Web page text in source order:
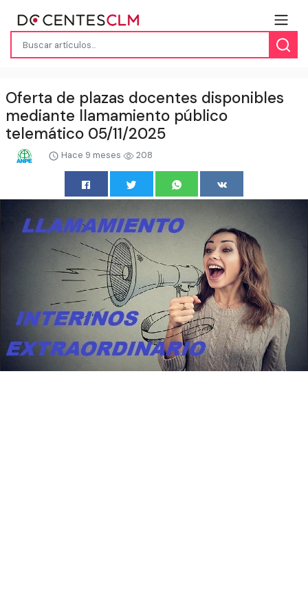
Oferta de plazas docentes disponibles
mediante llamamiento público
telemático 05/11/2025
Hace 9 meses 208